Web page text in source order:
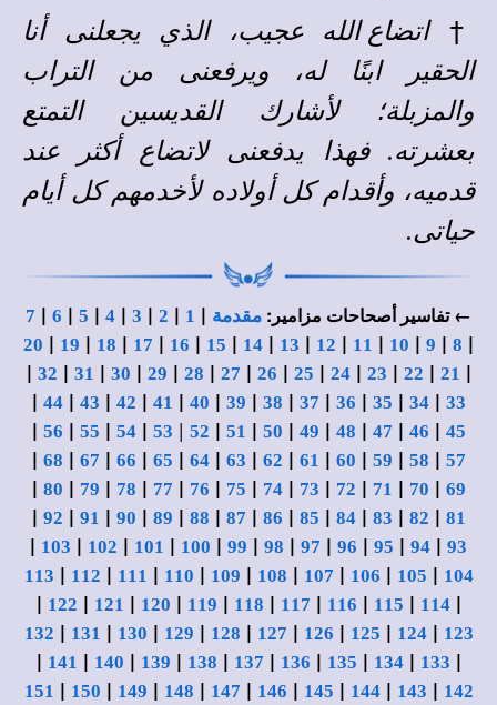
†اتضاع الله عجيب، الذي يجعلنى أنا
الحقير ابنًا له، ويرفعنى من التراب
والمزبلة؛ لأشارك القديسين التمتع
بعشرته. فهذا يدفعنى لاتضاع أكثر عند
قدميه، وأقدام كل أولاده لأخدمهم كل أيام
حياتى.
← تفاسير أصحاحات مزامير: مقدمة |
1
|
2
|
3
|
4
|
5
|
6
|
7
|
8
|
9
|
10
|
11
|
12
|
13
|
14
|
15
|
16
|
17
|
18
|
19
|
20
|
21
|
22
|
23
|
24
|
25
|
26
|
27
|
28
|
29
|
30
|
31
|
32
|
33
|
34
|
35
|
36
|
37
|
38
|
39
|
40
|
41
|
42
|
43
|
44
|
45
|
46
|
47
|
48
|
49
|
50
|
51
|
52
|
53
|
54
|
55
|
56
|
57
|
58
|
59
|
60
|
61
|
62
|
63
|
64
|
65
|
66
|
67
|
68
|
69
|
70
|
71
|
72
|
73
|
74
|
75
|
76
|
77
|
78
|
79
|
80
|
81
|
82
|
83
|
84
|
85
|
86
|
87
|
88
|
89
|
90
|
91
|
92
|
93
|
94
|
95
|
96
|
97
|
98
|
99
|
100
|
101
|
102
|
103
|
104
|
105
|
106
|
107
|
108
|
109
|
110
|
111
|
112
|
113
|
114
|
115
|
116
|
117
|
118
|
119
|
120
|
121
|
122
|
123
|
124
|
125
|
126
|
127
|
128
|
129
|
130
|
131
|
132
|
133
|
134
|
135
|
136
|
137
|
138
|
139
|
140
|
141
|
142
|
143
|
144
|
145
|
146
|
147
|
148
|
149
|
150
|
151